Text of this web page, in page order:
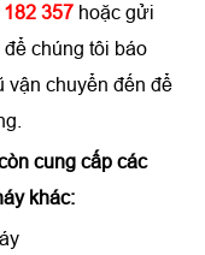
357 hoặc gửi
để chúng tôi báo
vận chuyển đến để
cung cấp các
khác: